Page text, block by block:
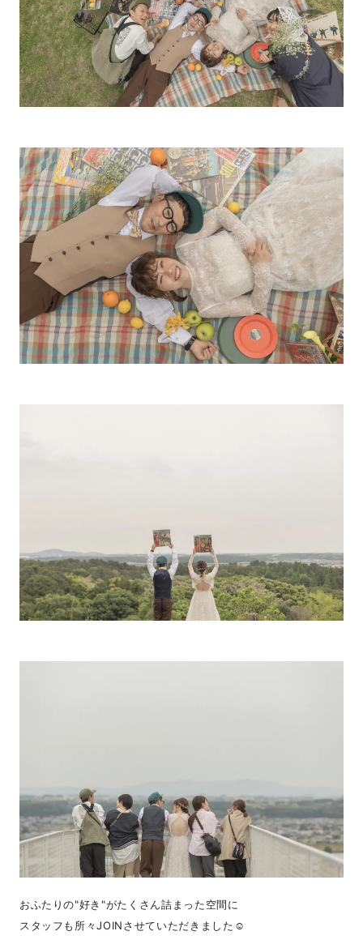
おふたりの"好き"がたくさん詰まった空間に
スタッフも所々JOINさせていただきました☺︎